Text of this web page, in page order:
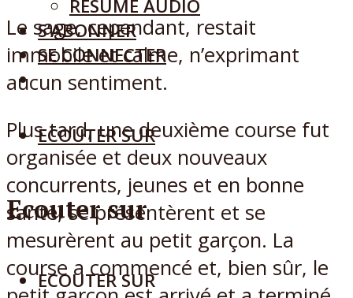
RÉSUMÉ AUDIO
S’ABONNER
SE CONNECTER
ECOUTER SUR
Ecouter sur
ECOUTER SUR
Le sage, cependant, restait
immobile et calme, n’exprimant
aucun sentiment.
Plus tard, une deuxième course fut
organisée et deux nouveaux
concurrents, jeunes et en bonne
santé, se présentèrent et se
mesurèrent au petit garçon. La
course a commencé et, bien sûr, le